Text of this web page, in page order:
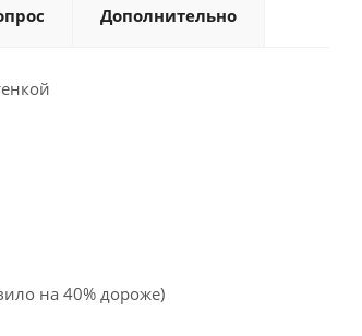
Дополнительно
на 40% дороже)